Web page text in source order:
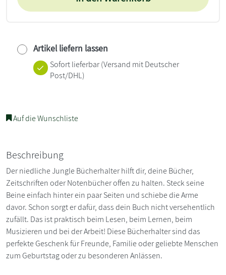
Artikel liefern lassen
Sofort lieferbar(Versand mit Deutscher
Post/DHL)
Auf die Wunschliste
Beschreibung
Der niedliche Jungle Bücherhalter hilft dir, deine Bücher,
Zeitschriften oder Notenbücher offen zu halten. Steck seine
Beine einfach hinter ein paar Seiten und schiebe die Arme
davor. Schon sorgt er dafür, dass dein Buch nicht versehentlich
zufällt. Das ist praktisch beim Lesen, beim Lernen, beim
Musizieren und bei der Arbeit! Diese Bücherhalter sind das
perfekte Geschenk für Freunde, Familie oder geliebte Menschen
zum Geburtstag oder zu besonderen Anlässen.